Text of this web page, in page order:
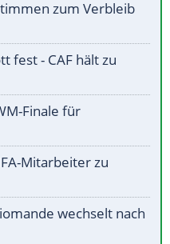
zum Verbleib
fest - CAF hält zu
Finale für
Mitarbeiter zu
wechselt nach